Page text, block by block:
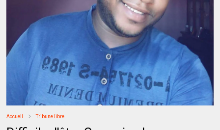
Accueil Tribune libre